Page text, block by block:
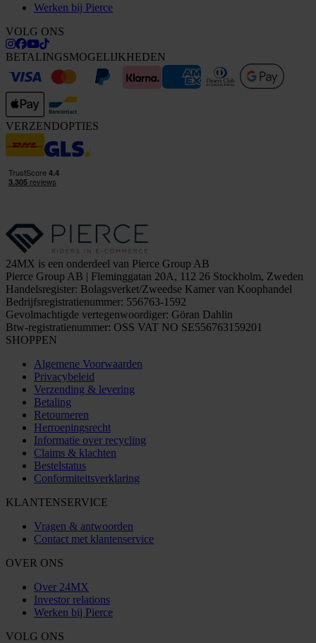
Werken bij Pierce
VOLG ONS
BETALINGSMOGELIJKHEDEN
VERZENDOPTIES
24MX is een onderdeel van Pierce Group AB
Pierce Group AB | Fleminggatan 20A, 112 26 Stockholm, Zweden
Handelsregister: Bolagsverket/Zweedse Kamer van Koophandel
Bedrijfsregistratienummer: 556763-1592
Gevolmachtigde vertegenwoordiger: Göran Dahlin
Btw-registratienummer: OSS VAT NO SE556763159201
SHOPPEN
Algemene Voorwaarden
Privacybeleid
Verzending & levering
Betaling
Retourneren
Herroepingsrecht
Informatie over recycling
Claims & klachten
Bestelstatus
Conformiteitsverklaring
KLANTENSERVICE
Vragen & antwoorden
Contact met klantenservice
OVER ONS
Over 24MX
Investor relations
Werken bij Pierce
VOLG ONS